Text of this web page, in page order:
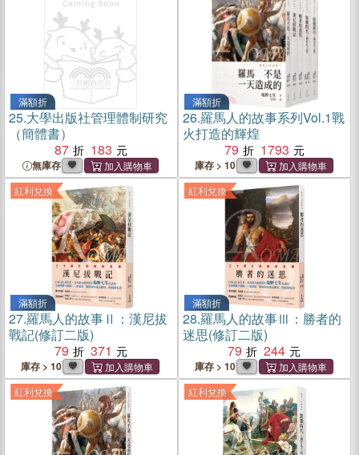
滿額折
25.大學出版社管理體制研究
（簡體書）
87
183
無庫存
滿額折
26.羅馬人的故事系列Vol.1戰
火打造的輝煌
79
1793
庫存 > 10
紅利兌換
滿額折
27.羅馬人的故事Ⅱ：漢尼拔
戰記(修訂二版)
79
371
庫存 > 10
紅利兌換
滿額折
28.羅馬人的故事Ⅲ：勝者的
迷思(修訂二版)
79
244
庫存 > 10
紅利兌換 紅利兌換